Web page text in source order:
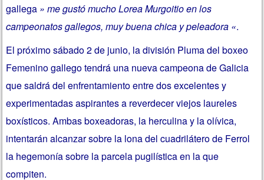
gallega » me gustó mucho Lorea Murgoitio en los
campeonatos gallegos, muy buena chica y peleadora «.
El próximo sábado 2 de junio, la división Pluma del boxeo
Femenino gallego tendrá una nueva campeona de Galicia
que saldrá del enfrentamiento entre dos excelentes y
experimentadas aspirantes a reverdecer viejos laureles
boxísticos. Ambas boxeadoras, la herculina y la olívica,
intentarán alcanzar sobre la lona del cuadrilátero de Ferrol
la hegemonía sobre la parcela pugilística en la que
compiten.